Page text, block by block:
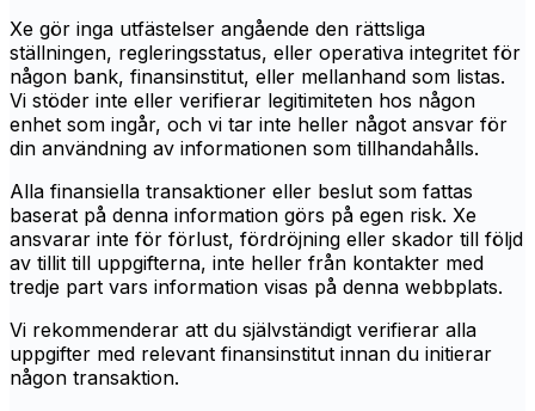
Xe gör inga utfästelser angående den rättsliga
ställningen, regleringsstatus, eller operativa integritet för
någon bank, finansinstitut, eller mellanhand som listas.
Vi stöder inte eller verifierar legitimiteten hos någon
enhet som ingår, och vi tar inte heller något ansvar för
din användning av informationen som tillhandahålls.
Alla finansiella transaktioner eller beslut som fattas
baserat på denna information görs på egen risk. Xe
ansvarar inte för förlust, fördröjning eller skador till följd
av tillit till uppgifterna, inte heller från kontakter med
tredje part vars information visas på denna webbplats.
Vi rekommenderar att du självständigt verifierar alla
uppgifter med relevant finansinstitut innan du initierar
någon transaktion.